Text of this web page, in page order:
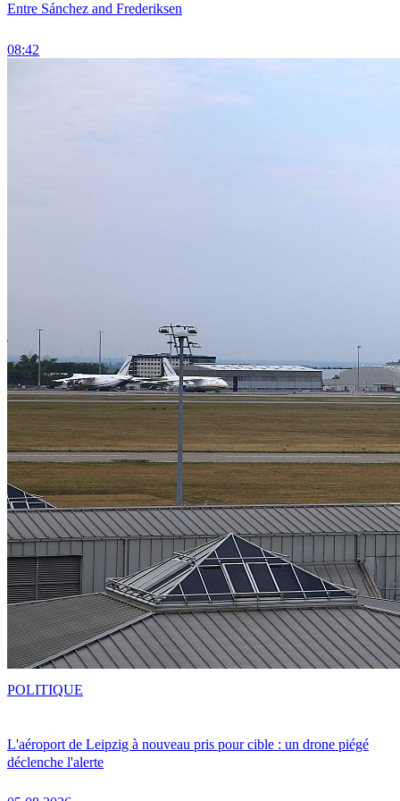
Entre Sánchez and Frederiksen
08:42
L'aéroport de Leipzig à nouveau pris pour cible : un drone piégé
déclenche l'alerte
POLITIQUE